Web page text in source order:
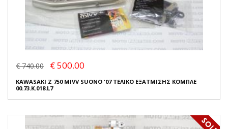
€ 740.00 € 500.00
KAWASAKI Z 750 MIVV SUONO '07 ΤΕΛΙΚΟ ΕΞΑΤΜΙΣΗΣ ΚΟΜΠΛΕ
00.73.K.018.L7